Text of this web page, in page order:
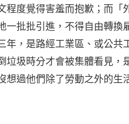
程度覺得害羞而抱歉；而「
一批批引進，不得自由轉換
年，是路經工業區、或公共
垃圾時分才會被集體看見，
想過他們除了勞動之外的生